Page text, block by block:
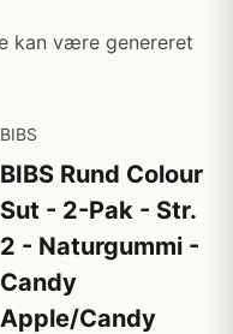
kan være genereret
BIBS
BIBS Rund Colour
Sut - 2-Pak - Str.
2 - Naturgummi -
Candy
Apple/Candy